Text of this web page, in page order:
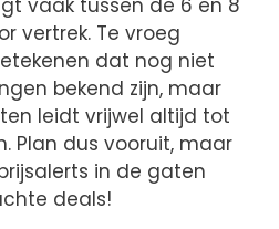
vaak tussen de 6 en 8
vertrek. Te vroeg
dat nog niet
bekend zijn, maar
leidt vrijwel altijd tot
Plan dus vooruit, maar
in de gaten
deals!